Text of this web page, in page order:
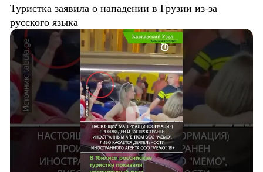
Туристка заявила о нападении в Грузии из-за
русского языка